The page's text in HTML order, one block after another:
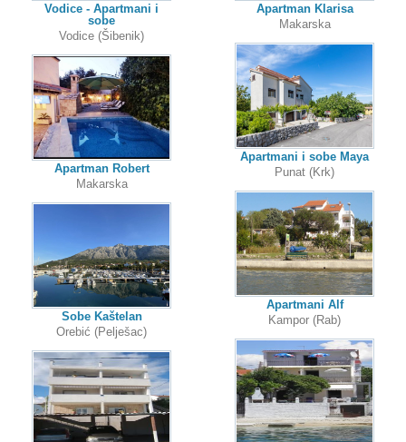
Vodice - Apartmani i
sobe
Vodice (Šibenik)
Apartman Robert
Makarska
Sobe Kaštelan
Orebić (Pelješac)
Apartman Klarisa
Makarska
Apartmani i sobe Maya
Punat (Krk)
Apartmani Alf
Kampor (Rab)